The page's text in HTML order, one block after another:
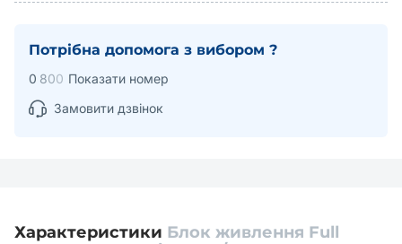
тощо) вважаються такими, що мають пошкоджену
упаковку, а тому, не підлягають поверненню.
Якщо ви придбали акумулятор і встановили його в
безперебійному блоці живлення або іншому
обладнанні, і почали ним користуватися, це - товар
переконайтесь, що він відповідає потрібним для
Потрібна допомога з вибором ?
0 800 Показати номер
Замовити дзвінок
Характеристики Блок живлення Full